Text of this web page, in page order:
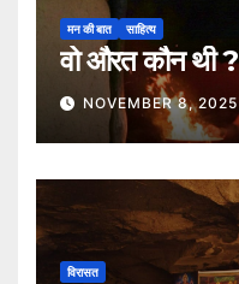
मन की बात साहित्य
वो औरत कौन थी ?
NOVEMBER 8, 2025
विरासत